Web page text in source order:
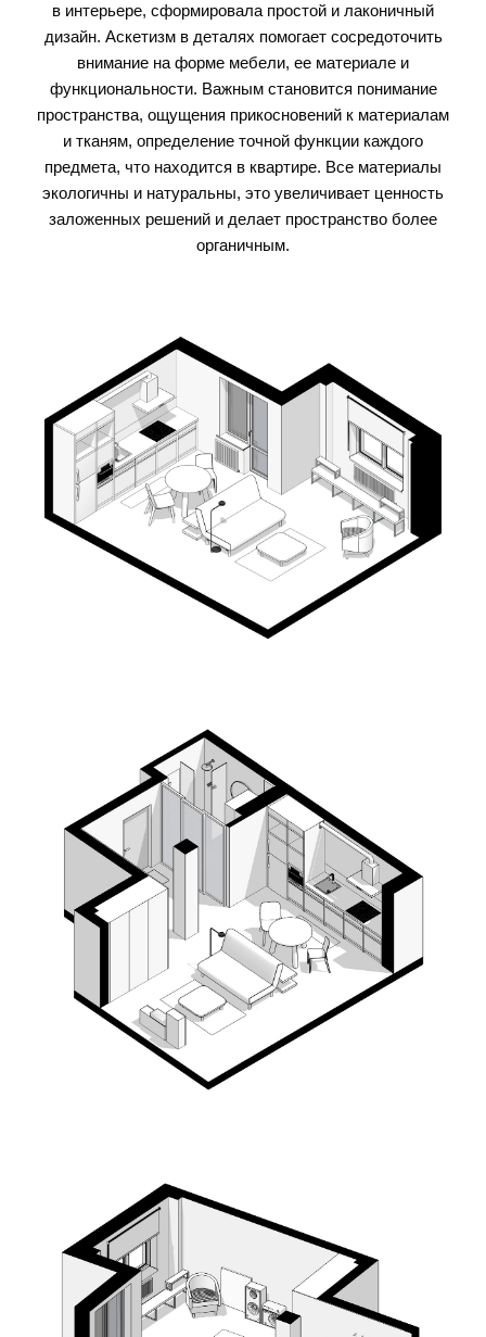
в интерьере, сформировала простой и лаконичный
дизайн. Аскетизм в деталях помогает сосредоточить
внимание на форме мебели, ее материале и
функциональности. Важным становится понимание
пространства, ощущения прикосновений к материалам
и тканям, определение точной функции каждого
предмета, что находится в квартире. Все материалы
экологичны и натуральны, это увеличивает ценность
заложенных решений и делает пространство более
органичным.